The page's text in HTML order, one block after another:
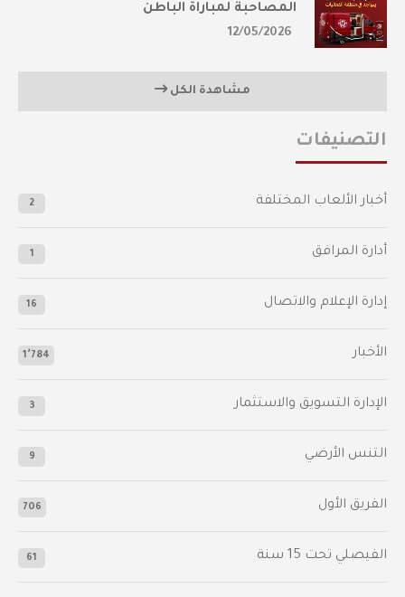
المصاحبة لمباراة الباطن
12/05/2026
مشاهدة الكل
التصنيفات
أخبار الألعاب المختلفة 2
أدارة المرافق 1
إدارة الإعلام والاتصال 16
الأخبار 1٬784
الإدارة التسويق والاستثمار 3
التنس الأرضي 9
الفريق الأول 706
الفيصلي‬⁩ تحت 15 سنة 61